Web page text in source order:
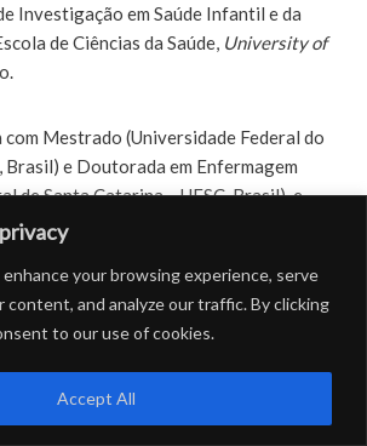
your browsing experience, serve
content, and analyze our traffic. By clicking
to our use of cookies.
Accept All
Investigação em Saúde Infantil e da
de Ciências da Saúde, University of
Mestrado (Universidade Federal do
Brasil) e Doutorada em Enfermagem
de Santa Catarina – UFSC, Brasil), e
Comunitária (
Sigma Theta Tau International, da
e da Faculdade de Saúde Pública,
Lusófona de Ciência Aberta